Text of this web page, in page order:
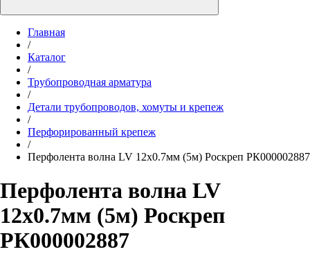
Главная
/
Каталог
/
Трубопроводная арматура
/
Детали трубопроводов, хомуты и крепеж
/
Перфорированный крепеж
/
Перфолента волна LV 12х0.7мм (5м) Роскреп РК000002887
Перфолента волна LV
12х0.7мм (5м) Роскреп
РК000002887